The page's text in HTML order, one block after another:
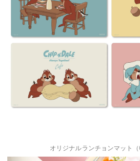
オリジナルランチョンマット